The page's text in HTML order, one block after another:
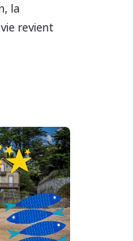
la
revient